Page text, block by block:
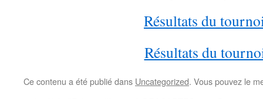
Résultats du
Résultats du
Ce contenu a été publié dans Uncategorized. Vous pouvez le